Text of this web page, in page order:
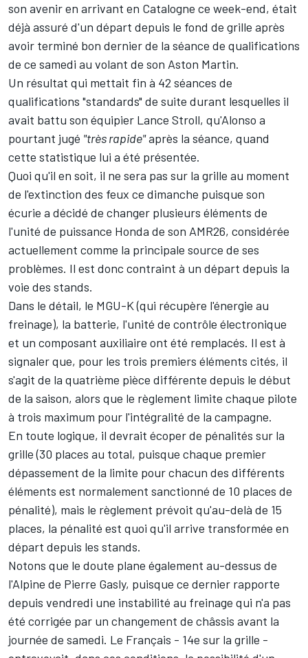
son aveniren arrivant en Catalogne ce week-end, était
déjà assuré d'un départ depuis le fond de grille après
avoir terminé bon dernier de la séance de qualifications
de ce samedi au volant de son Aston Martin.
Un résultat qui mettait fin à 42 séances de
qualifications "standards" de suite durant lesquelles il
avait battu son équipier Lance Stroll, qu'Alonso a
pourtant jugé "très rapide"après la séance, quand
cette statistique lui a été présentée.
Quoi qu'il en soit, il ne sera pas sur la grille au moment
de l'extinction des feux ce dimanche puisque son
écurie a décidé de changer plusieurs éléments de
l'unité de puissance Honda de son AMR26, considérée
actuellement comme la principale source de ses
problèmes. Il est donc contraint à un départ depuis la
voie des stands.
Dans le détail, le MGU-K (qui récupère l'énergie au
freinage), la batterie, l'unité de contrôle électronique
et un composant auxiliaire ont été remplacés. Il est à
signaler que, pour les trois premiers éléments cités, il
s'agit de la quatrième pièce différente depuis le début
de la saison, alors que le règlement limite chaque pilote
à trois maximum pour l'intégralité de la campagne.
En toute logique, il devrait écoper de pénalités sur la
grille (30 places au total, puisque chaque premier
dépassement de la limite pour chacun des différents
éléments est normalement sanctionné de 10 places de
pénalité), mais le règlement prévoit qu'au-delà de 15
places, la pénalité est quoi qu'il arrive transformée en
départ depuis les stands.
Notons que le doute plane également au-dessus de
l'Alpine de Pierre Gasly, puisque ce dernier rapporte
depuis vendredi une instabilité au freinage qui n'a pas
été corrigée par un changement de châssis avant la
journée de samedi. Le Français - 14e sur la grille -